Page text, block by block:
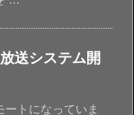
送システム開
トになっていま